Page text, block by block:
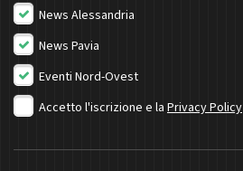
News Alessandria
News Pavia
Eventi Nord-Ovest
Accetto l'iscrizione e la Privacy Policy